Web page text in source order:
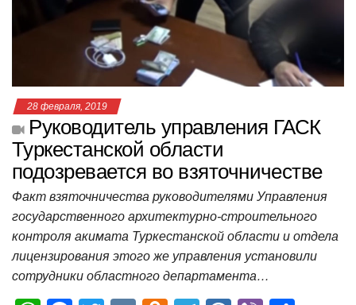
o
ss
ni
ki
и
ь
28 февраля, 2019
Руководитель управления ГАСК
Туркестанской области
подозревается во взяточничестве
Факт взяточничества руководителями Управления
государственного архитектурно-строительного
контроля акимата Туркестанской области и отдела
лицензирования этого же управления установили
сотрудники областного департамента…